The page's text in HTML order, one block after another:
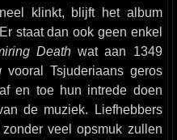
klinkt, blijft het album
staat dan ook geen enkel
Deathwat aan 1349
vooral Tsjuderiaans geros
en toe hun intrede doen
de muziek. Liefhebbers
veel opsmuk zullen